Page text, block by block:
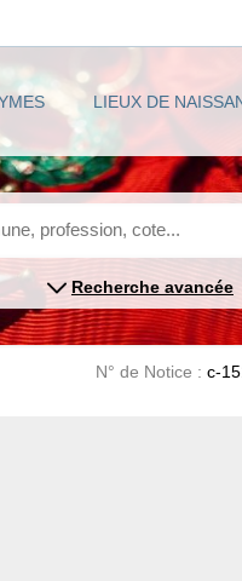
LIEUX DE
Recherche avancée
N° de Notice :c-